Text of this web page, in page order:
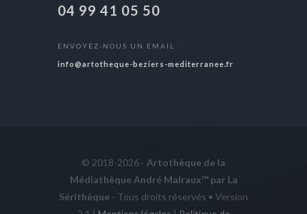
04 99 41 05 50
ENVOYEZ-NOUS UN EMAIL :
info@artotheque-beziers-mediterranee.fr
© 2018-2026 - Artothèque de la
Médiathèque André Malraux™ par La
Sérithèque - Tous droits réservés • Version